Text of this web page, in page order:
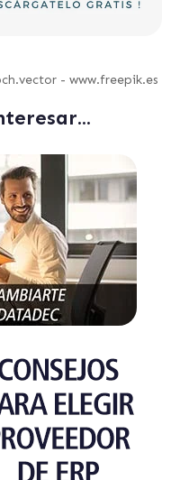
- www.freepik.es